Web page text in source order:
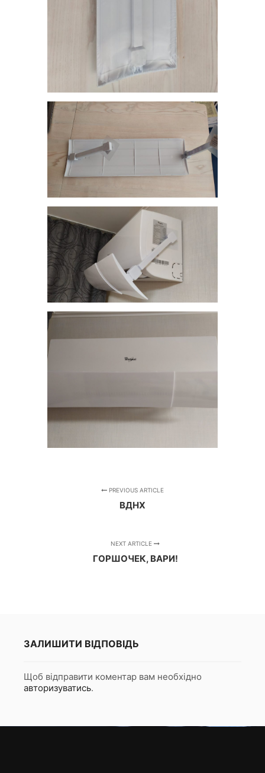
PREVIOUS ARTICLE
ВДНХ
NEXT ARTICLE
ГОРШОЧЕК, ВАРИ!
ЗАЛИШИТИ ВІДПОВІДЬ
Щоб відправити коментар вам необхідно
авторизуватись.